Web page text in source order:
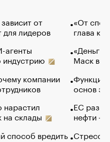
от
для лидеров
агенты
компании
нарастил
на склады
способ вредить
«От
глава
«Деньги
Маск в
Функции
основ
ЕС
нефти —
Стресс